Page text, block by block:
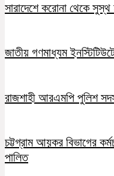
সারাদেশে করোনা থেকে
জাতীয় গণমাধ্যম
রাজশাহী আরএমপি পুলিশ
চট্টগ্রাম আয়কর বিভাগের
পালিত